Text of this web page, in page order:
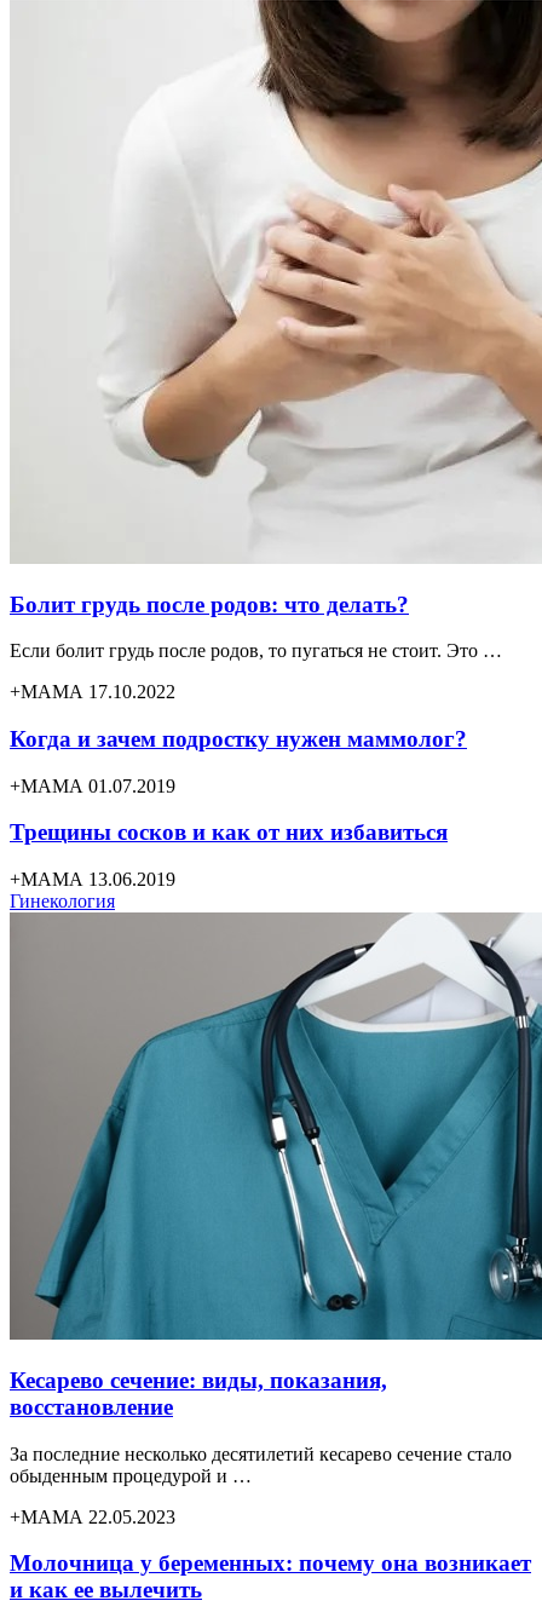
Болит грудь после родов: что делать?
Если болит грудь после родов, то пугаться не стоит. Это …
+МАМА 17.10.2022
Когда и зачем подростку нужен маммолог?
+МАМА 01.07.2019
Трещины сосков и как от них избавиться
+МАМА 13.06.2019
Гинекология
Кесарево сечение: виды, показания,
восстановление
За последние несколько десятилетий кесарево сечение стало
обыденным процедурой и …
+МАМА 22.05.2023
Молочница у беременных: почему она возникает
и как ее вылечить